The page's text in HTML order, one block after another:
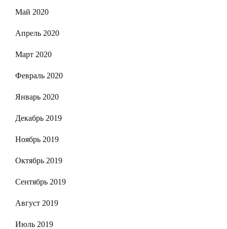
Май 2020
Апрель 2020
Март 2020
Февраль 2020
Январь 2020
Декабрь 2019
Ноябрь 2019
Октябрь 2019
Сентябрь 2019
Август 2019
Июль 2019